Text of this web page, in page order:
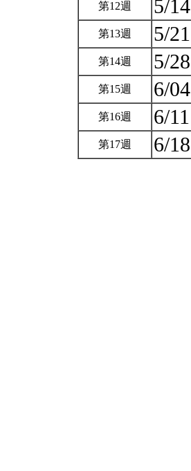
第12週 5/14
第13週 5/21
第14週 5/28
第15週 6/04
第16週 6/11
第17週 6/18